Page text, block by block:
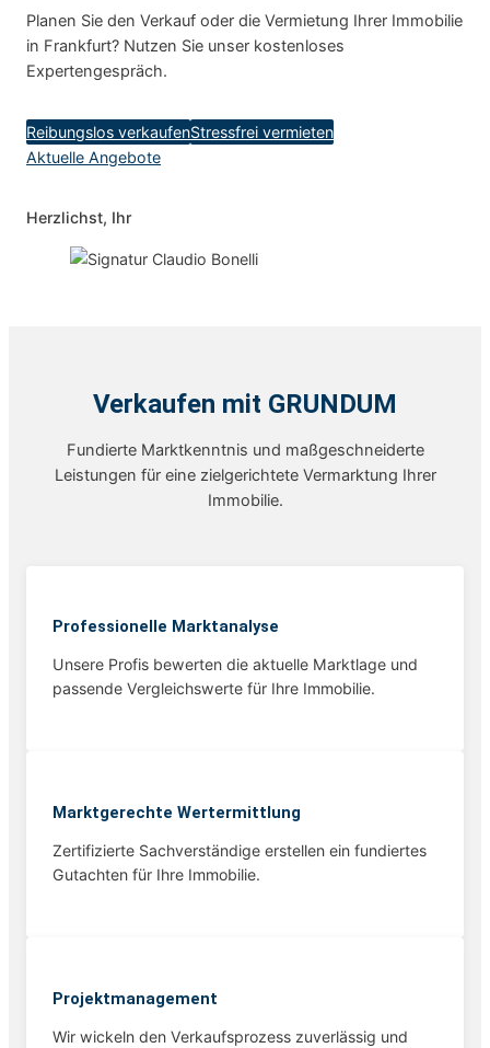
Planen Sie den Verkauf oder die Vermietung Ihrer Immobilie
in Frankfurt? Nutzen Sie unser kostenloses
Expertengespräch.
Reibungslos verkaufenStressfrei vermieten
Aktuelle Angebote
Herzlichst, Ihr
Verkaufen mit GRUNDUM
Fundierte Marktkenntnis und maßgeschneiderte
Leistungen für eine zielgerichtete Vermarktung Ihrer
Immobilie.
Professionelle Marktanalyse
Unsere Profis bewerten die aktuelle Marktlage und
passende Vergleichswerte für Ihre Immobilie.
Marktgerechte Wertermittlung
Zertifizierte Sachverständige erstellen ein fundiertes
Gutachten für Ihre Immobilie.
Projekt­management
Wir wickeln den Verkaufsprozess zuverlässig und